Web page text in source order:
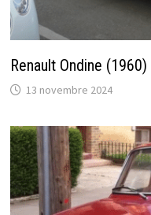
Renault Ondine
13 novembre 2024